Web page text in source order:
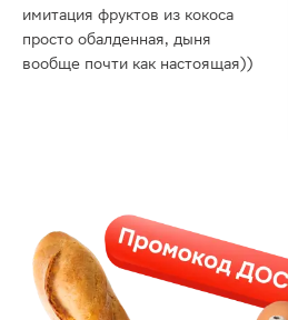
имитация фруктов из кокоса
просто обалденная, дыня
вообще почти как настоящая))